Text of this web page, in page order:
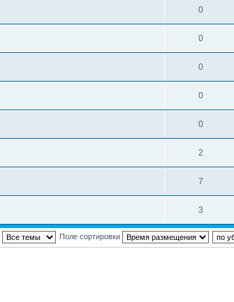
0
0
0
0
0
2
7
3
Поле сортировки